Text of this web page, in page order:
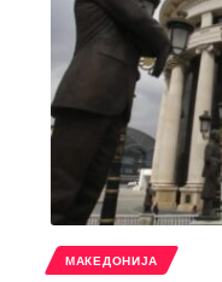
МАКЕДОНИЈА